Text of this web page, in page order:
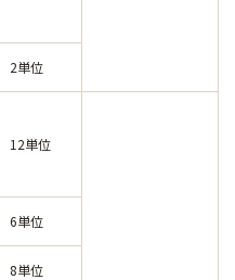
2単位
12単位
6単位
8単位